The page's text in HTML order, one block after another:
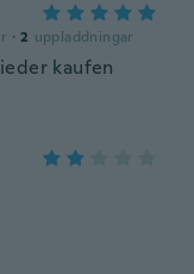
· 2 uppladdningar
kaufen